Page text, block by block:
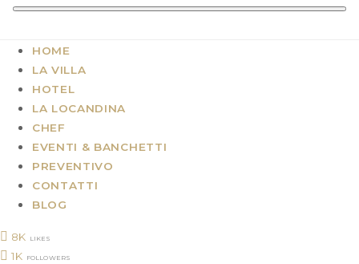
HOME
LA VILLA
HOTEL
LA LOCANDINA
CHEF
EVENTI & BANCHETTI
PREVENTIVO
CONTATTI
BLOG
8K LIKES
1K FOLLOWERS